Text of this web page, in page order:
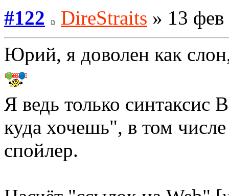
#122
DireStraits » 13
Юрий, я доволен как
Я ведь только синтаксис
куда хочешь", в том
спойлер.